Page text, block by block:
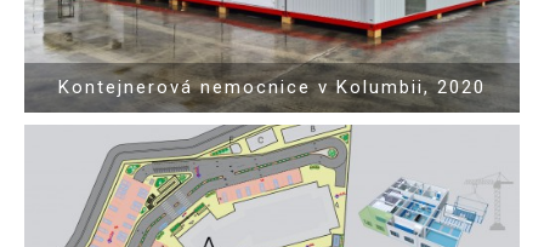
Kontejnerová nemocnice v Kolumbii, 2020
Show PDF